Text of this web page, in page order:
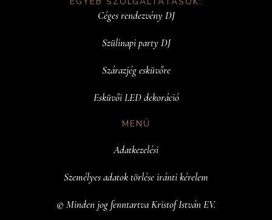
Céges rendezvény DJ
Szülinapi party DJ
Szárazjég esküvőre
Esküvői LED dekoráció
MENÜ
Adatkezelési
Személyes adatok törlése iránti kérelem
© Minden jog fenntartva Kristof István EV.